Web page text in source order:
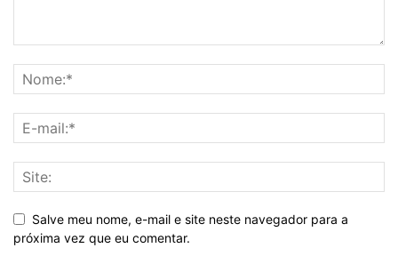
Salve meu nome, e-mail e site neste navegador para a
próxima vez que eu comentar.